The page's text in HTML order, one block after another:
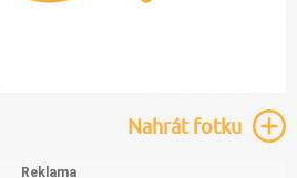
Nahrátfotku